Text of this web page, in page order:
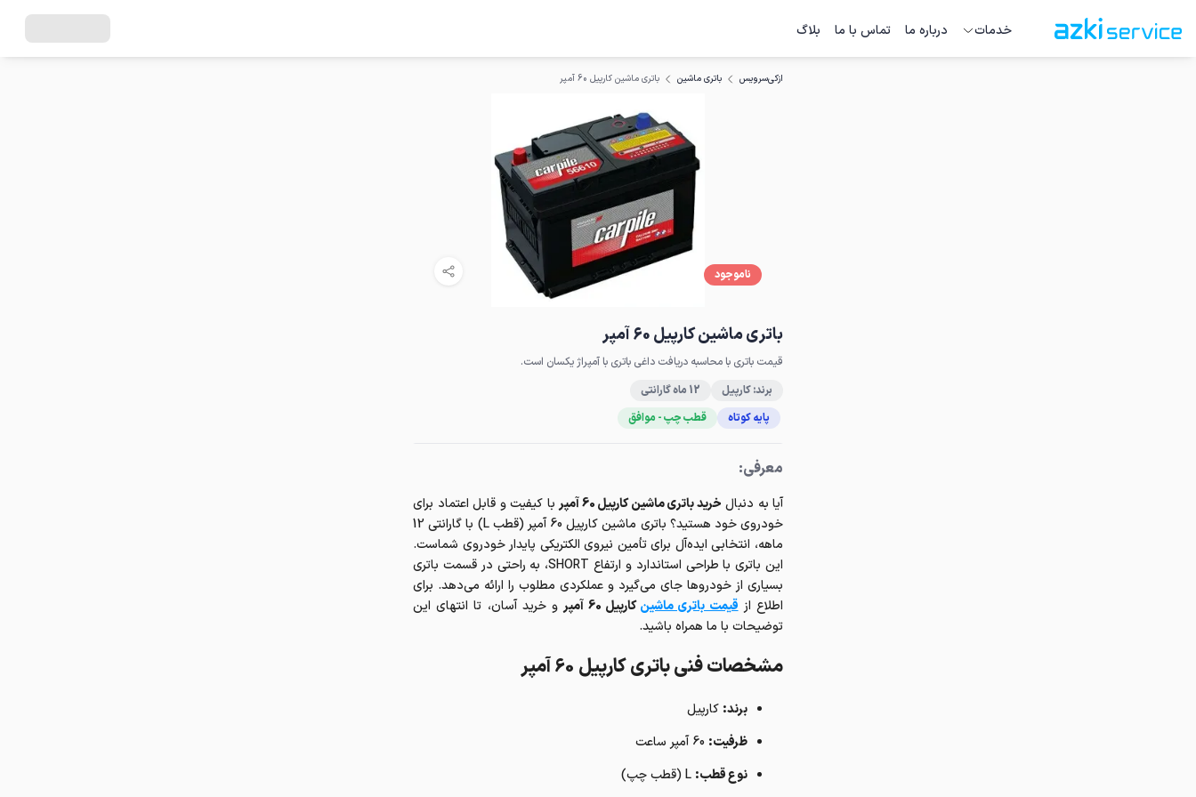
خدمات درباره ما تماس با ما بلاگ
ازکی‌سرویس باتری ماشین باتری ماشین کارپیل 60 آمپر
ناموجود
باتری ماشین کارپیل 60 آمپر
قیمت باتری با محاسبه دریافت داغی باتری با آمپراژ یکسان است.
برند: کارپیل
12 ماه گارانتی
پایه کوتاه
قطب چپ - موافق
معرفی:
آیا به دنبال خرید باتری ماشین کارپیل 60 آمپر
با کیفیت و قابل اعتماد برای
خودروی خود هستید؟ باتری ماشین کارپیل 60 آمپر (قطب L) با گارانتی 12
ماهه، انتخابی ایده‌آل برای تأمین نیروی الکتریکی پایدار خودروی شماست.
این باتری با طراحی استاندارد و ارتفاع SHORT، به راحتی در قسمت باتری
بسیاری از خودروها جای می‌گیرد و عملکردی مطلوب را ارائه می‌دهد. برای
اطلاع ازقیمت باتری ماشینکارپیل 60 آمپر
و خرید آسان، تا انتهای این
توضیحات با ما همراه باشید.
مشخصات فنی باتری کارپیل 60 آمپر
برند: کارپیل
ظرفیت:
نوع قطب: